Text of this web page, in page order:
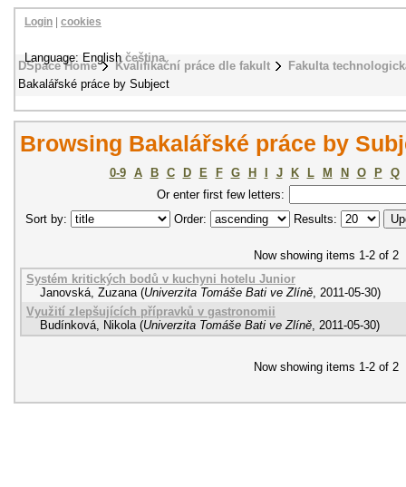
DSpace Home Kvalifikační práce dle fakult
Fakulta
Bakalářské práce by Subject
Login cookies
Language: Englishčeština
Browsing Bakalářské práce by
0-9 A B C D E F G H J K L M N O P
Q
Or enter first few letters:
Sort by:
Order: Results:
Now showing items 1-2 of 2
Systém kritických bodů v kuchyni hotelu Junior
Janovská, Zuzana (Univerzita Tomáše Bati ve Zlíně, 2011-05-30)
Využití zlepšujících přípravků v gastronomii
Budínková, Nikola (Univerzita Tomáše Bati ve Zlíně, 2011-05-30)
Now showing items 1-2 of 2